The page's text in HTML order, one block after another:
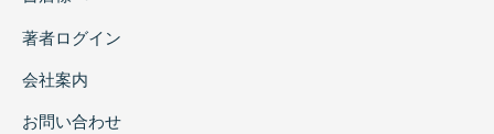
著者ログイン
会社案内
お問い合わせ